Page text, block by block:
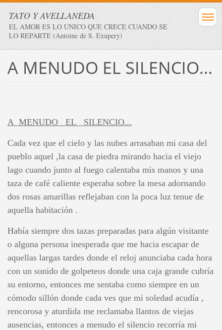
TATO Y AVELLANEDA
EL AMOR ES LO UNICO QUE CRECE CUANDO SE
LO REPARTE (Antoine de S. Exupery)
A MENUDO EL SILENCIO...
A MENUDO EL SILENCIO...
Cada vez que el cielo y las nubes arrasaban mi casa del
pueblo aquel ,la casa de piedra mirando hacia el viejo
lago cuando junto al fuego calentaba mis manos y una
taza de café caliente esperaba sobre la mesa adornando
dos rosas amarillas reflejaban con la poca luz tenue de
aquella habitación .
Había siempre dos tazas preparadas para algún visitante
o alguna persona inesperada que me hacia escapar de
aquellas largas tardes donde el reloj anunciaba cada hora
con un sonido de golpeteos donde una caja grande cubría
su entorno, entonces me sentaba como siempre en un
cómodo sillón donde cada ves que mi soledad acudía ,
rencorosa y aturdida me reclamaba llantos de viejas
ausencias, entonces a menudo el silencio recorría mi